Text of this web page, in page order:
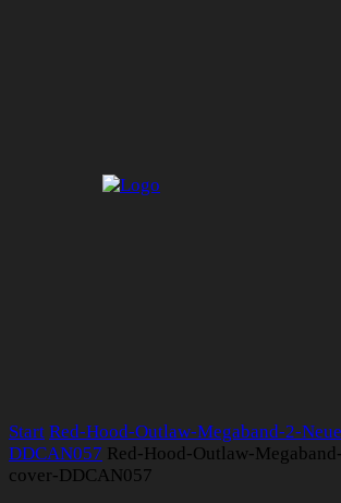
Start Red-Hood-Outlaw-Megaband-2-
DDCAN057 Red-Hood-Outlaw-
cover-DDCAN057